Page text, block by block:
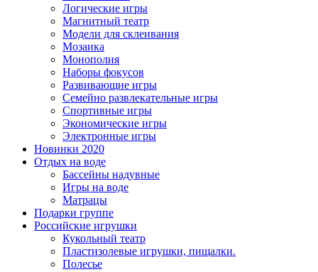
Логические игры
Магнитный театр
Модели для склеивания
Мозаика
Монополия
Наборы фокусов
Развивающие игры
Семейно развлекательные игры
Спортивные игры
Экономические игры
Электронные игры
Новинки 2020
Отдых на воде
Бассейны надувные
Игры на воде
Матрацы
Подарки группе
Российские игрушки
Кукольный театр
Пластизолевые игрушки, пищалки.
Полесье